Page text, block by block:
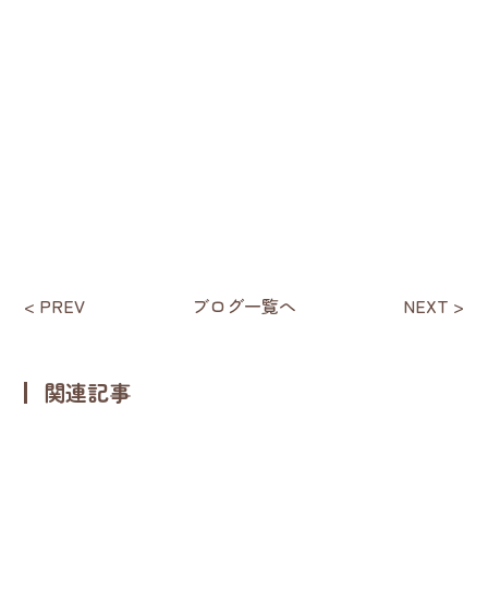
< PREV ブログ一覧へ NEXT >
関連記事